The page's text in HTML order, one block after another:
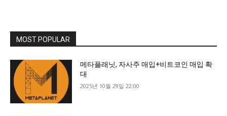
MOST POPULAR
메타플래닛, 자사주 매입+비트코인 매입 확
대
2025년 10월 29일 22:00